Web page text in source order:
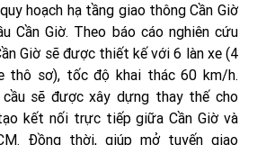
hoạch hạ tầng giao thông Cần Giờ
Cần Giờ. Theo báo cáo nghiên cứu
Giờ sẽ được thiết kế với 6 làn xe (4
cầu sẽ được xây dựng thay thế cho
kết nối trực tiếp giữa Cần Giờ và
Đồng thời, giúp mở tuyến giao